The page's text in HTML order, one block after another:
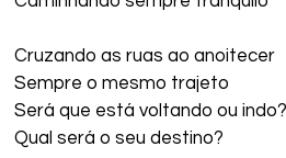
Cruzando as ruas ao anoitecer
Sempre o mesmo trajeto
Será que está voltando ou indo?
Qual será o seu destino?